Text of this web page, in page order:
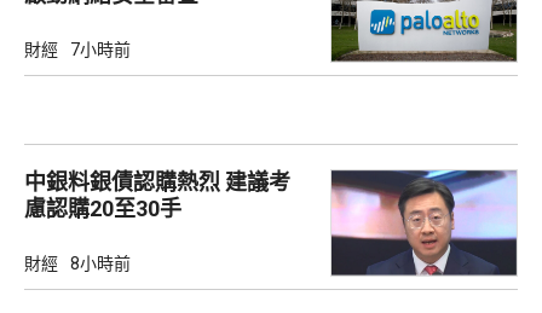
財經 7小時前
中銀料銀債認購熱烈 建議考
慮認購20至30手
財經 8小時前